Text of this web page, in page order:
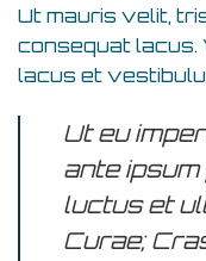
Ut mauris velit,
consequat lacus.
lacus et
Ut eu
ante
luctus et
Curae;